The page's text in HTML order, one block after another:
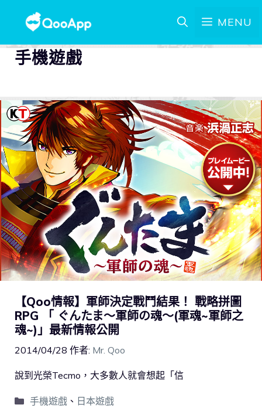
MENU
手機遊戲
【Qoo情報】軍師決定戰鬥結果！ 戰略拼圖
RPG 「 ぐんたま～軍師の魂～(軍魂~軍師之
魂~)」最新情報公開
2014/04/28 作者: Mr. Qoo
說到光榮Tecmo，大多數人就會想起「信
手機遊戲、 日本遊戲